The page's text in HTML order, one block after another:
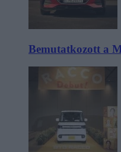
Bemutatkozott a